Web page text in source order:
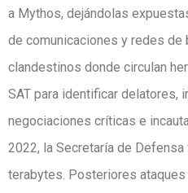
a Mythos, dejándolas
de comunicaciones y redes
clandestinos donde circulan
SAT para identificar delatores,
negociaciones críticas e
2022, la Secretaría de
terabytes. Posteriores